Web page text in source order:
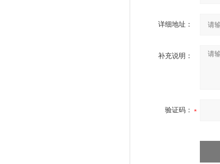
详细地址：
补充说明：
验证码：